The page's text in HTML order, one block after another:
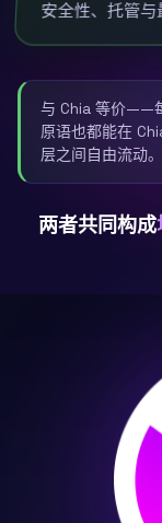
安全性、托管与
与 Chia 等价——
原语也都能在
层之间自由流动。
两者共同构成